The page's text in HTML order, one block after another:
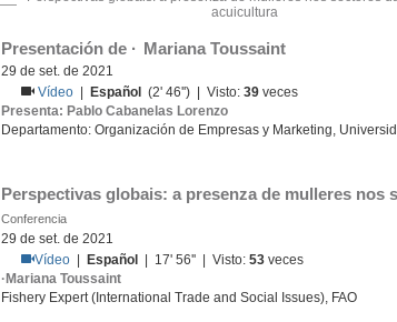
acuicultura
Presentación de ·	Mariana Toussaint
29 de set. de 2021
Vídeo
Español (2' 46'') | Visto:39 veces
Presenta: Pablo Cabanelas Lorenzo
Departamento: Organización de Empresas y Marketing,
Perspectivas globais: a presenza de mulleres nos
Conferencia
29 de set. de 2021
Vídeo
Español | 17' 56'' | Visto:53 veces
·Mariana Toussaint
Fishery Expert (International Trade and Social Issues), FAO